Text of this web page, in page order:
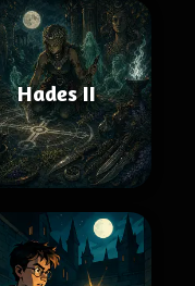
Hades II